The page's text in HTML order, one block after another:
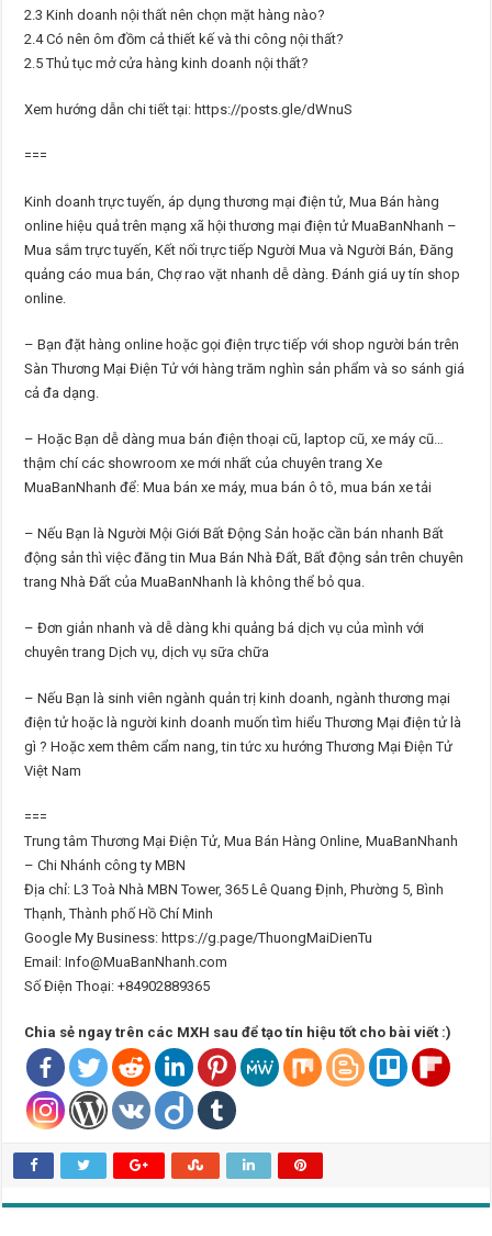
2.3 Kinh doanh nội thất nên chọn mặt hàng nào?
2.4 Có nên ôm đồm cả thiết kế và thi công nội thất?
2.5 Thủ tục mở cửa hàng kinh doanh nội thất?
Xem hướng dẫn chi tiết tại: https://posts.gle/dWnuS
===
Kinh doanh trực tuyến, áp dụng thương mại điện tử, Mua Bán hàng
online hiệu quả trên mạng xã hội thương mại điện tử MuaBanNhanh –
Mua sắm trực tuyến, Kết nối trực tiếp Người Mua và Người Bán, Đăng
quảng cáo mua bán, Chợ rao vặt nhanh dễ dàng. Đánh giá uy tín shop
online.
– Bạn đặt hàng online hoặc gọi điện trực tiếp với shop người bán trên
Sàn Thương Mại Điện Tử với hàng trăm nghìn sản phẩm và so sánh giá
cả đa dạng.
– Hoặc Bạn dễ dàng mua bán điện thoại cũ, laptop cũ, xe máy cũ…
thậm chí các showroom xe mới nhất của chuyên trang Xe
MuaBanNhanh để: Mua bán xe máy, mua bán ô tô, mua bán xe tải
– Nếu Bạn là Người Mội Giới Bất Động Sản hoặc cần bán nhanh Bất
động sản thì việc đăng tin Mua Bán Nhà Đất, Bất động sản trên chuyên
trang Nhà Đất của MuaBanNhanh là không thể bỏ qua.
– Đơn giản nhanh và dễ dàng khi quảng bá dịch vụ của mình với
chuyên trang Dịch vụ, dịch vụ sữa chữa
– Nếu Bạn là sinh viên ngành quản trị kinh doanh, ngành thương mại
điện tử hoặc là người kinh doanh muốn tìm hiểu Thương Mại điện tử là
gì ? Hoặc xem thêm cẩm nang, tin tức xu hướng Thương Mại Điện Tử
Việt Nam
===
Trung tâm Thương Mại Điện Tử, Mua Bán Hàng Online, MuaBanNhanh
– Chi Nhánh công ty MBN
Địa chỉ: L3 Toà Nhà MBN Tower, 365 Lê Quang Định, Phường 5, Bình
Thạnh, Thành phố Hồ Chí Minh
Google My Business: https://g.page/ThuongMaiDienTu
Email: Info@MuaBanNhanh.com
Số Điện Thoại: +84902889365
Chia sẻ ngay trên các MXH sau để tạo tín hiệu tốt cho bài viết :)